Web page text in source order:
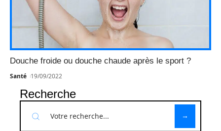
Douche froide ou douche chaude après le sport ?
Santé 19/09/2022
Recherche